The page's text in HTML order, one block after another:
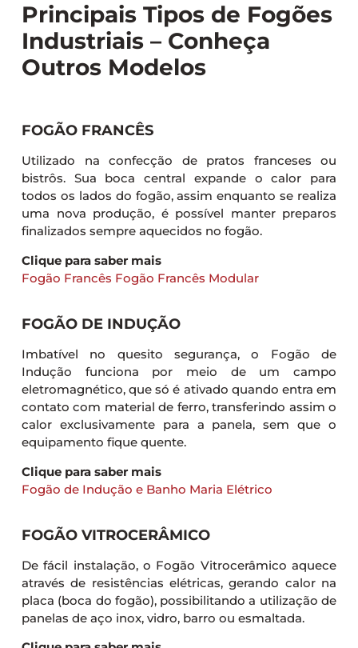
Principais Tipos de Fogões
Industriais – Conheça
Outros Modelos
FOGÃO FRANCÊS
Utilizado na confecção de pratos franceses ou
bistrôs. Sua boca central expande o calor para
todos os lados do fogão, assim enquanto se realiza
uma nova produção, é possível manter preparos
finalizados sempre aquecidos no fogão.
Clique para saber mais
Fogão Francês Fogão Francês Modular
FOGÃO DE INDUÇÃO
Imbatível no quesito segurança, o Fogão de
Indução funciona por meio de um campo
eletromagnético, que só é ativado quando entra em
contato com material de ferro, transferindo assim o
calor exclusivamente para a panela, sem que o
equipamento fique quente.
Clique para saber mais
Fogão de Indução e Banho Maria Elétrico
FOGÃO VITROCERÂMICO
De fácil instalação, o Fogão Vitrocerâmico aquece
através de resistências elétricas, gerando calor na
placa (boca do fogão), possibilitando a utilização de
panelas de aço inox, vidro, barro ou esmaltada.